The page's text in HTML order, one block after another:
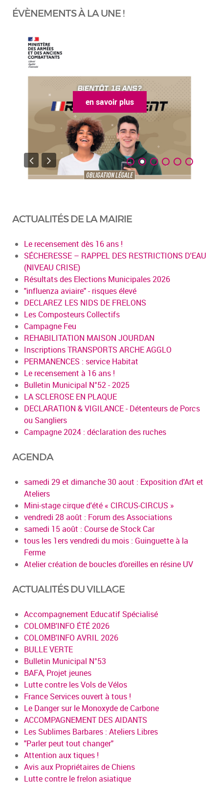
ÉVÈNEMENTS À LA UNE !
en savoir plus
ACTUALITÉS DE LA MAIRIE
Le recensement dès 16 ans !
SÉCHERESSE – RAPPEL DES RESTRICTIONS D'EAU
(NIVEAU CRISE)
Résultats des Elections Municipales 2026
"influenza aviaire" - risques élevé
DECLAREZ LES NIDS DE FRELONS
Les Composteurs Collectifs
Campagne Feu
REHABILITATION MAISON JOURDAN
Inscriptions TRANSPORTS ARCHE AGGLO
PERMANENCES : service Habitat
Le recensement à 16 ans !
Bulletin Municipal N°52 - 2025
LA SCLEROSE EN PLAQUE
DECLARATION & VIGILANCE - Détenteurs de Porcs
ou Sangliers
Campagne 2024 : déclaration des ruches
AGENDA
samedi 29 et dimanche 30 aout : Exposition d'Art et
Ateliers
Mini-stage cirque d'été « CIRCUS-CIRCUS »
vendredi 28 août : Forum des Associations
samedi 15 août : Course de Stock Car
tous les 1ers vendredi du mois : Guinguette à la
Ferme
Atelier création de boucles d’oreilles en résine UV
ACTUALITÉS DU VILLAGE
Accompagnement Educatif Spécialisé
COLOMB'INFO ÉTÉ 2026
COLOMB'INFO AVRIL 2026
BULLE VERTE
Bulletin Municipal N°53
BAFA, Projet jeunes
Lutte contre les Vols de Vélos
France Services ouvert à tous !
Le Danger sur le Monoxyde de Carbone
ACCOMPAGNEMENT DES AIDANTS
Les Sublimes Barbares : Ateliers Libres
"Parler peut tout changer"
Attention aux tiques !
Avis aux Propriétaires de Chiens
Lutte contre le frelon asiatique